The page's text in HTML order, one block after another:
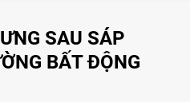
SAU SÁP
BẤT ĐỘNG